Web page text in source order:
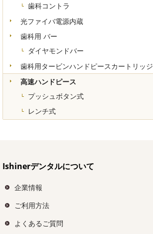
歯科コントラ
光ファイバ電源内蔵
歯科用 バー
ダイヤモンドバー
歯科用タービンハンドピースカートリッジ
高速ハンドピース
プッシュボタン式
レンチ式
Ishinerデンタルについて
企業情報
ご利用方法
よくあるご質問